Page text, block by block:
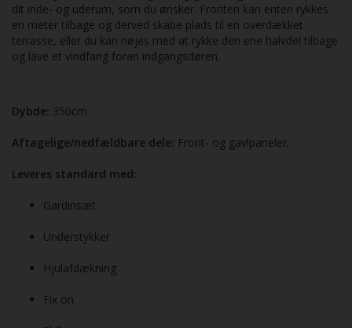
dit inde- og uderum, som du ønsker. Fronten kan enten rykkes
en meter tilbage og derved skabe plads til en overdækket
terrasse, eller du kan nøjes med at rykke den ene halvdel tilbage
og lave et vindfang foran indgangsdøren.
Dybde: 350cm
Aftagelige/nedfældbare dele: Front- og gavlpaneler.
Leveres standard med:
Gardinsæt
Understykker
Hjulafdækning
Fix on